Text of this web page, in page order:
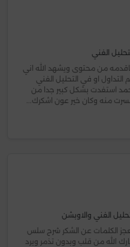
الفني
من محتوى ويشهد الله اني
او في التحليل الفني
استفدت بشكل كبير جدا من
منه وكان خير عون اشكرك...
الفني والاوبشن
الكلمات عن الشكر شرح سلس
الله من قلب وبدون تذمر ويرد